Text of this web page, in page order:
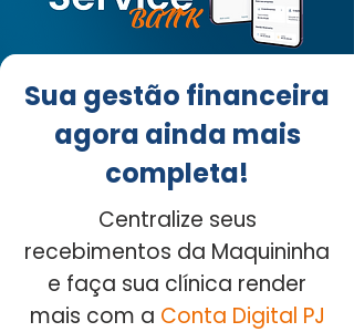
Sua gestão financeira
agora ainda mais
completa!
Centralize seus
recebimentos da Maquininha
e faça sua clínica render
mais com a Conta Digital PJ